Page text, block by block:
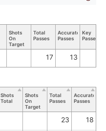
Shots
On
Target
Total
Passes
Accurate
Passes
Key
Passes
17 13
Shots
Total
Shots
On
Target
Total
Passes
Accurate
Passes
23 18